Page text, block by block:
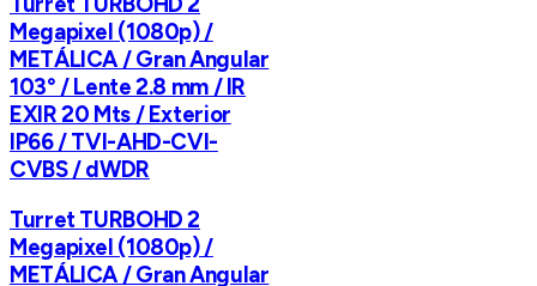
Megapixel (1080p) /
METÁLICA / Gran Angular
103° / Lente 2.8 mm / IR
EXIR 20 Mts / Exterior
IP66 / TVI-AHD-CVI-
CVBS / dWDR
Turret TURBOHD 2
Megapixel (1080p) /
METÁLICA / Gran Angular